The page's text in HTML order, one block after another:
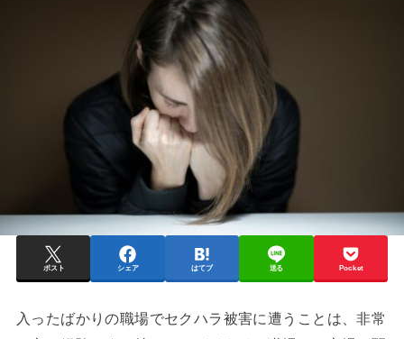
ポスト シェア はてブ 送る Pocket
入ったばかりの職場でセクハラ被害に遭うことは、非常